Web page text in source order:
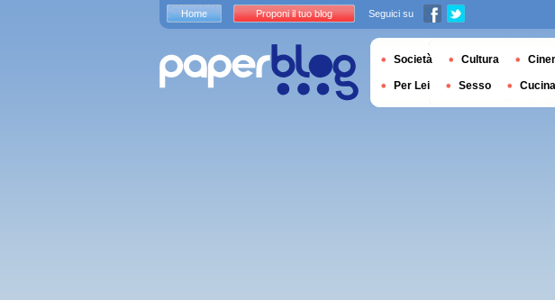
Home Proponi il tuo blog Seguici su
Società Cultura
Per Lei Sesso Cucina